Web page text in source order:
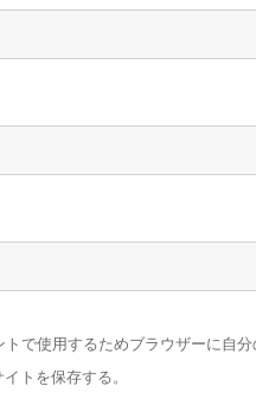
トで使用するためブラウザーに自分
トを保存する。